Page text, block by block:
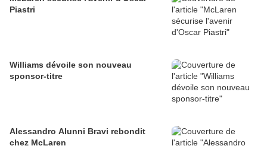
Piastri
Williams dévoile son nouveau
sponsor-titre
Alessandro Alunni Bravi rebondit
chez McLaren